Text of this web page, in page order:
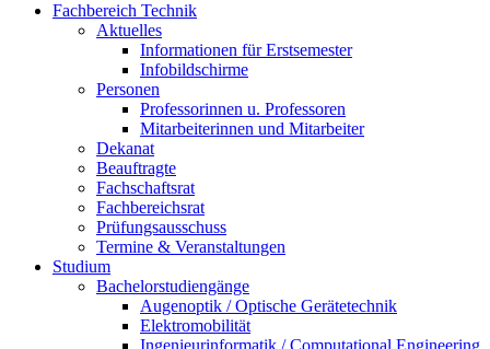
Fachbereich Technik
Aktuelles
Informationen für Erstsemester
Infobildschirme
Personen
Professorinnen u. Professoren
Mitarbeiterinnen und Mitarbeiter
Dekanat
Beauftragte
Fachschaftsrat
Fachbereichsrat
Prüfungsausschuss
Termine & Veranstaltungen
Studium
Bachelorstudiengänge
Augenoptik / Optische Gerätetechnik
Elektromobilität
Ingenieurinformatik / Computational Engineering